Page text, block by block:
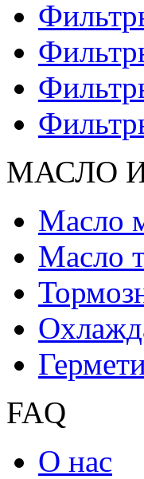
МАСЛО
Масло
Масло
FAQ
О нас